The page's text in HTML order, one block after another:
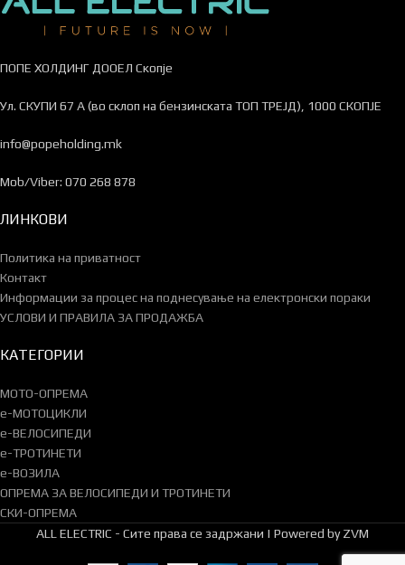
ПОПЕ ХОЛДИНГ ДООЕЛ Скопје
Ул. СКУПИ 67 А (во склоп на бензинската ТОП ТРЕЈД), 1000 СКОПЈЕ
info@popeholding.mk
Mob/Viber: 070 268 878
ЛИНКОВИ
Политика на приватност
Контакт
Информации за процес на поднесување на електронски пораки
УСЛОВИ И ПРАВИЛА ЗА ПРОДАЖБА
КАТЕГОРИИ
МОТО-ОПРЕМА
e-МОТОЦИКЛИ
e-ВЕЛОСИПЕДИ
e-ТРОТИНЕТИ
e-ВОЗИЛА
ОПРЕМА ЗА ВЕЛОСИПЕДИ И ТРОТИНЕТИ
СКИ-ОПРЕМА
ALL ELECTRIC - Сите права се задржани | Powered by ZVM